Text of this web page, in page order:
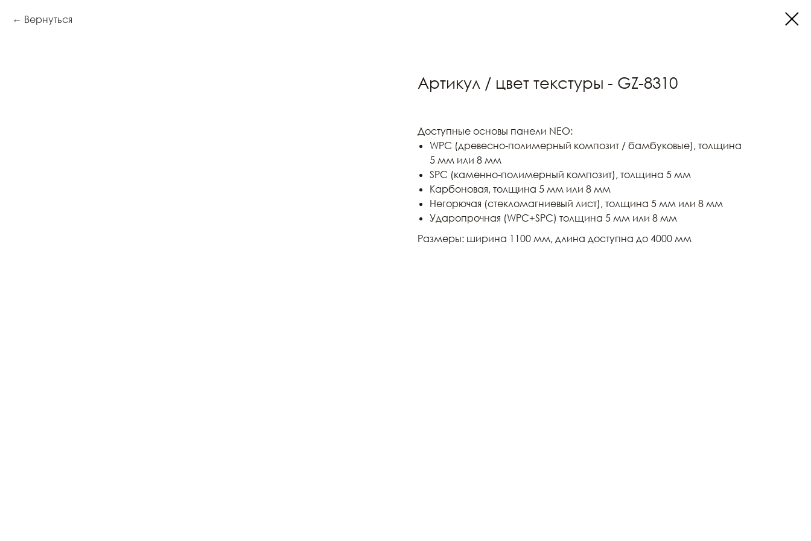
Вернуться
Артикул / цвет текстуры - GZ-8310
Доступные основы панели NEO:
WPC (древесно-полимерный композит / бамбуковые), толщина
5 мм или 8 мм
SPC (каменно-полимерный композит), толщина 5 мм
Карбоновая, толщина 5 мм или 8 мм
Негорючая (стекломагниевый лист), толщина 5 мм или 8 мм
Ударопрочная (WPC+SPC) толщина 5 мм или 8 мм
Размеры: ширина 1100 мм, длина доступна до 4000 мм